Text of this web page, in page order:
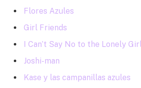
Flores Azules
Girl Friends
I Can’t Say No to the Lonely
Joshi-man
Kase y las campanillas azules